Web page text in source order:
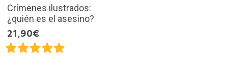
Crímenes ilustrados:
¿quién es el asesino?
21,90€